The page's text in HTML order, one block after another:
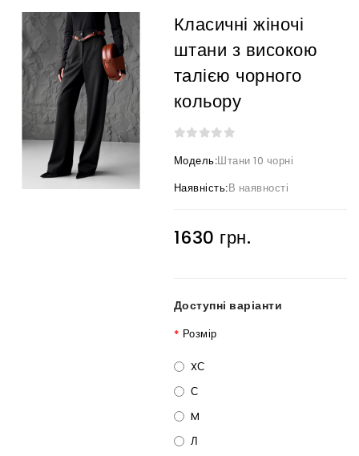
Класичні жіночі
штани з високою
талією чорного
кольору
Модель:Штани 10 чорні
Наявність:В наявності
1630 грн.
Доступні варіанти
Розмір
XС
С
M
Л